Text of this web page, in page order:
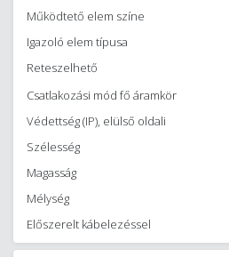
Működtető elem színe
Igazoló elem típusa
Reteszelhető
Csatlakozási mód fő áramkör
Védettség (IP), elülső oldali
Szélesség
Magasság
Mélység
Előszerelt kábelezéssel